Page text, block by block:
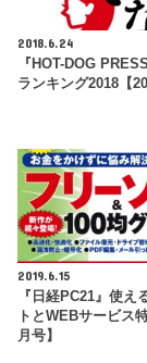
2018.6.24
『HOT-DOG
ランキング2018【
2019.6.15
『日経PC21』使え
トとWEBサービス
月号】